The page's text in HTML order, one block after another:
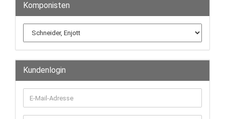
Komponisten
Kundenlogin